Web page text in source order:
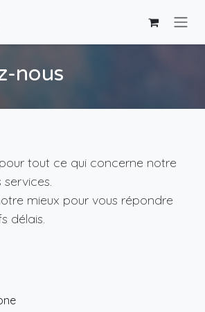
nous
tout ce qui concerne notre
mieux pour vous répondre
délais.